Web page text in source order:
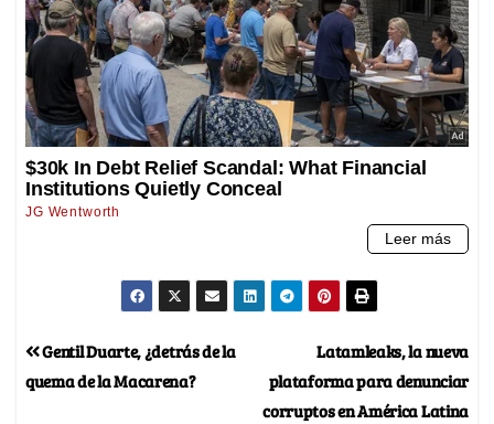
Latamleaks, la nueva
plataforma para denunciar
corruptos en América Latina
Gentil Duarte, ¿detrás de la
quema de la Macarena?